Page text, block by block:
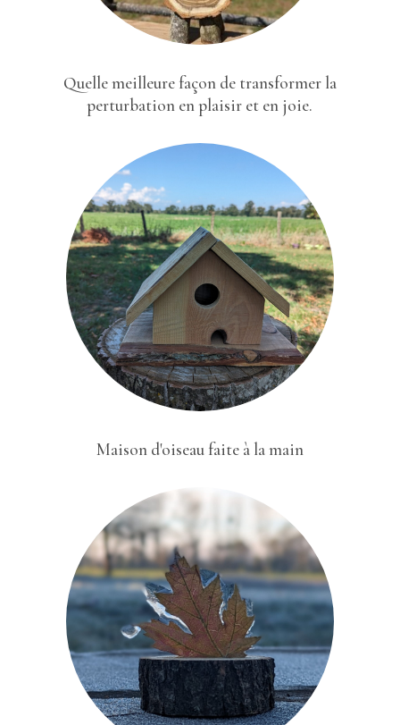
Quelle meilleure façon de transformer la
perturbation en plaisir et en joie.
Maison d'oiseau faite à la main